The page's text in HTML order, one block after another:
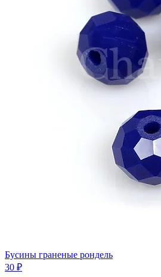
Бусины граненые рондель
30 ₽